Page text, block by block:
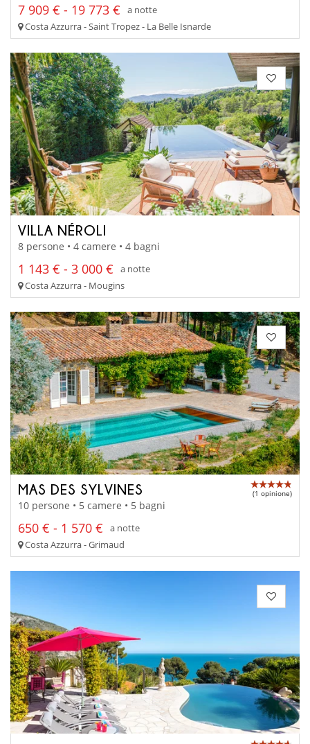
7 909 € - 19 773 €
a notte
Costa Azzurra - Saint Tropez - La Belle Isnarde
VILLA NÉROLI
8 persone • 4 camere • 4 bagni
1 143 € - 3 000 €
a notte
Costa Azzurra - Mougins
MAS DES SYLVINES (1 opinione)
10 persone • 5 camere • 5 bagni
650 € - 1 570 €
a notte
Costa Azzurra - Grimaud